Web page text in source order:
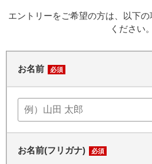
エントリーをご希望の方は、以下
ください。
お名前 必須
お名前(フリガナ) 必須